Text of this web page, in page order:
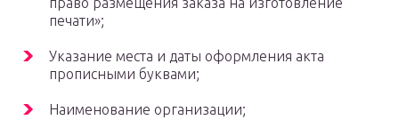
печати»;
Указание места и даты оформления акта
прописными буквами;
Наименование организации;